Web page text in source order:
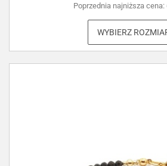
Poprzednia najniższa cena:
WYBIERZ